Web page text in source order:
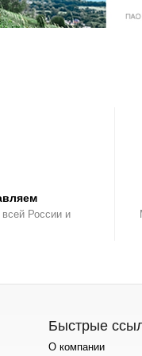
России и
Быстрые
О компании